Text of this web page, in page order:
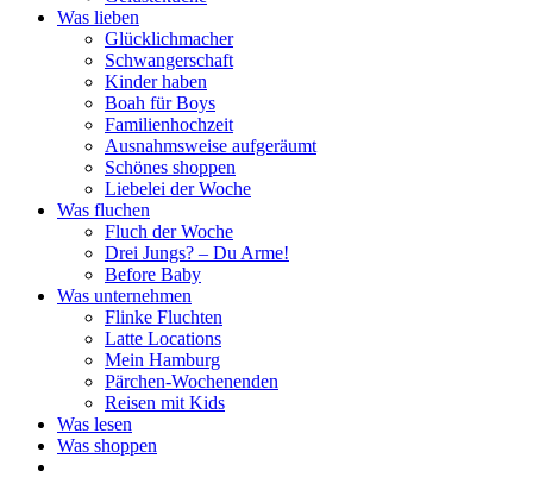
Was lieben
Glücklichmacher
Schwangerschaft
Kinder haben
Boah für Boys
Familienhochzeit
Ausnahmsweise aufgeräumt
Schönes shoppen
Liebelei der Woche
Was fluchen
Fluch der Woche
Drei Jungs? – Du Arme!
Before Baby
Was unternehmen
Flinke Fluchten
Latte Locations
Mein Hamburg
Pärchen-Wochenenden
Reisen mit Kids
Was lesen
Was shoppen